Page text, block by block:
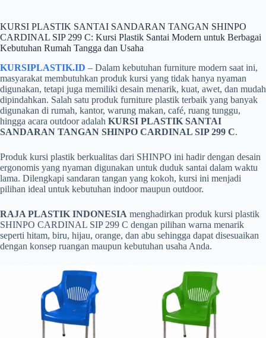
KURSI PLASTIK SANTAI SANDARAN TANGAN SHINPO
CARDINAL SIP 299 C: Kursi Plastik Santai Modern untuk Berbagai
Kebutuhan Rumah Tangga dan Usaha
KURSIPLASTIK.ID – Dalam kebutuhan furniture modern saat ini,
masyarakat membutuhkan produk kursi yang tidak hanya nyaman
digunakan, tetapi juga memiliki desain menarik, kuat, awet, dan mudah
dipindahkan. Salah satu produk furniture plastik terbaik yang banyak
digunakan di rumah, kantor, warung makan, café, ruang tunggu,
hingga acara outdoor adalah KURSI PLASTIK SANTAI
SANDARAN TANGAN SHINPO CARDINAL SIP 299 C.
Produk kursi plastik berkualitas dari SHINPO ini hadir dengan desain
ergonomis yang nyaman digunakan untuk duduk santai dalam waktu
lama. Dilengkapi sandaran tangan yang kokoh, kursi ini menjadi
pilihan ideal untuk kebutuhan indoor maupun outdoor.
RAJA PLASTIK INDONESIA menghadirkan produk kursi plastik
SHINPO CARDINAL SIP 299 C dengan pilihan warna menarik
seperti hitam, biru, hijau, orange, dan abu sehingga dapat disesuaikan
dengan konsep ruangan maupun kebutuhan usaha Anda.